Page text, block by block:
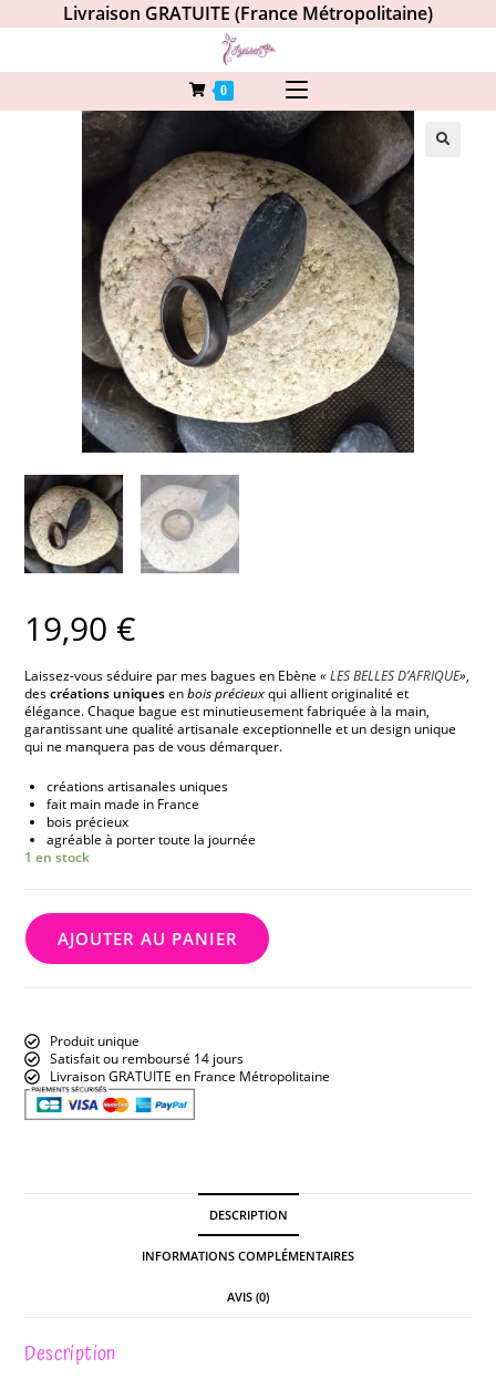
Livraison GRATUITE (France Métropolitaine)
0
19,90 €
Laissez-vous séduire par mes bagues en Ebène «LES BELLES D’AFRIQUE»,
descréations uniquesenbois précieuxqui allient originalité et
élégance. Chaque bague est minutieusement fabriquée à la main,
garantissant une qualité artisanale exceptionnelle et un design unique
qui ne manquera pas de vous démarquer.
créations artisanales uniques
fait main made in France
bois précieux
agréable à porter toute la journée
1 en stock
AJOUTER AU PANIER
Produit unique
Satisfait ou remboursé 14 jours
Livraison GRATUITE en France Métropolitaine
DESCRIPTION
INFORMATIONS COMPLÉMENTAIRES
AVIS (0)
Description